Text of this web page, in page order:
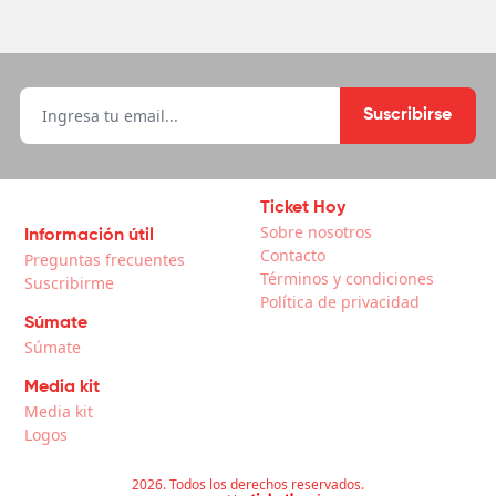
Suscribirse
Información útil
Preguntas frecuentes
Suscribirme
Súmate
Súmate
Media kit
Media kit
Logos
Ticket Hoy
Sobre nosotros
Contacto
Términos y condiciones
Política de privacidad
2026. Todos los derechos reservados.